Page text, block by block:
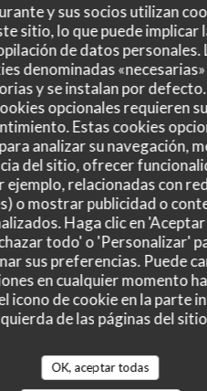
y sus socios utilizan
sitio, lo que puede implicar
de datos personales.
denominadas
y se instalan por
opcionales requieren
Estas cookies
analizar su navegación,
del sitio, ofrecer
ejemplo, relacionadas con
o mostrar publicidad o
Haga clic en
todo' o 'Personalizar'
sus preferencias. Puede
en cualquier momento
icono de cookie en la parte
de las páginas del
OK, aceptar todas
clientes
: 1/5 Calidad / Precio:1/5
closed! Had to find
us nearby suddenly. Why
accepted our reservation!